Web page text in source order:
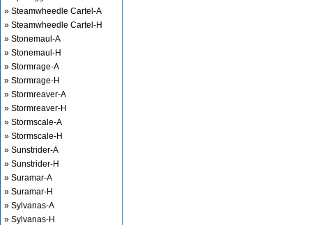
» Steamwheedle Cartel-A
» Steamwheedle Cartel-H
» Stonemaul-A
» Stonemaul-H
» Stormrage-A
» Stormrage-H
» Stormreaver-A
» Stormreaver-H
» Stormscale-A
» Stormscale-H
» Sunstrider-A
» Sunstrider-H
» Suramar-A
» Suramar-H
» Sylvanas-A
» Sylvanas-H